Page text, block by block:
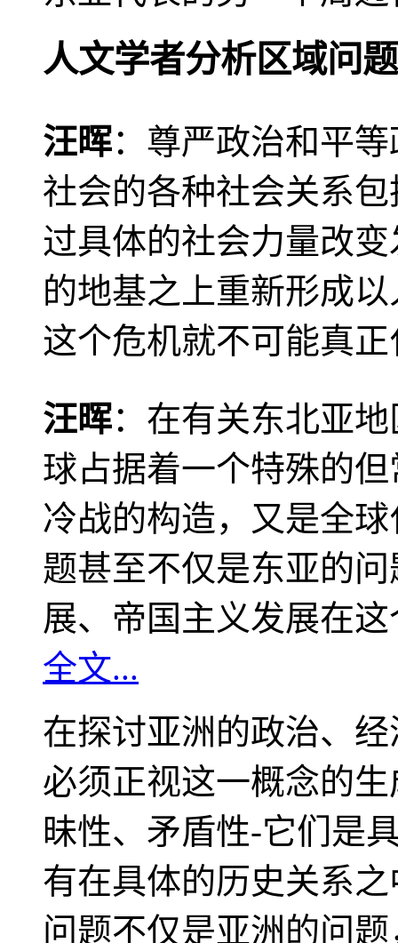
人文学者分析区域问题
汪晖：尊严政治和平
社会的各种社会关系
过具体的社会力量改
的地基之上重新形成
这个危机就不可能真
汪晖：在有关东北亚
球占据着一个特殊的
冷战的构造，又是全
题甚至不仅是东亚的
展、帝国主义发展在
全文...
在探讨亚洲的政治、
必须正视这一概念的
昧性、矛盾性-它们是
有在具体的历史关系
问题不仅是亚洲的问